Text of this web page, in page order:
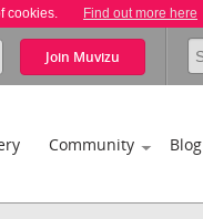
cookies. Find out more here
Join Muvizu
Community Blog